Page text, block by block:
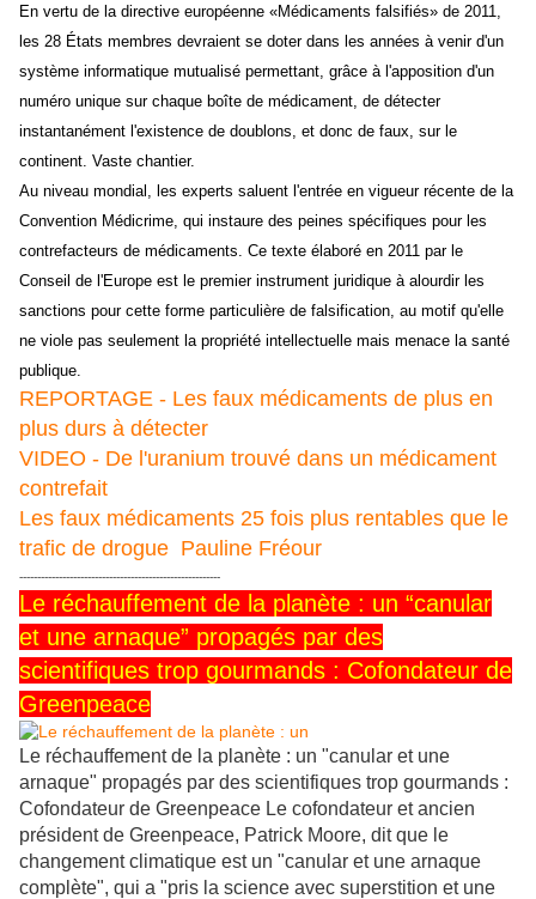
En vertu de la directive européenne «Médicaments falsifiés» de 2011,
les 28 États membres devraient se doter dans les années à venir d'un
système informatique mutualisé permettant, grâce à l'apposition d'un
numéro unique sur chaque boîte de médicament, de détecter
instantanément l'existence de doublons, et donc de faux, sur le
continent. Vaste chantier.
Au niveau mondial, les experts saluent l'entrée en vigueur récente de la
Convention Médicrime, qui instaure des peines spécifiques pour les
contrefacteurs de médicaments. Ce texte élaboré en 2011 par le
Conseil de l'Europe est le premier instrument juridique à alourdir les
sanctions pour cette forme particulière de falsification, au motif qu'elle
ne viole pas seulement la propriété intellectuelle mais menace la santé
publique.
REPORTAGE - Les faux médicaments de plus en
plus durs à détecter
VIDEO - De l'uranium trouvé dans un médicament
contrefait
Les faux médicaments 25 fois plus rentables que le
trafic de drogue Pauline Fréour
--------------------------------------------------------
Le réchauffement de la planète : un “canular
et une arnaque” propagés par des
scientifiques trop gourmands : Cofondateur de
Greenpeace
Le réchauffement de la planète : un "canular et une
arnaque" propagés par des scientifiques trop gourmands :
Cofondateur de Greenpeace Le cofondateur et ancien
président de Greenpeace, Patrick Moore, dit que le
changement climatique est un "canular et une arnaque
complète", qui a "pris la science avec superstition et une